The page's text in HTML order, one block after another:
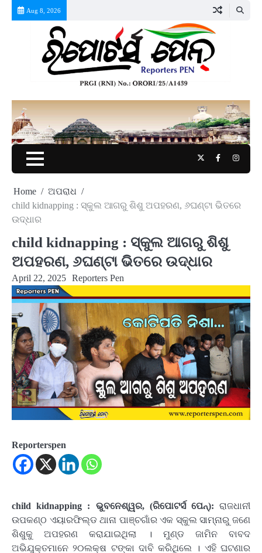
Aug 8, 2026
TwitterFacebook
Home
ଅପରାଧ
child kidnapping : ସ୍କୁଲ ଆଗରୁ ଶିଶୁ ଅପହରଣ, ୬ଘଣ୍ଟା ଭିତରେ
ଉଦ୍ଧାର
child kidnapping : ସ୍କୁଲ ଆଗରୁ ଶିଶୁ
ଅପହରଣ, ୬ଘଣ୍ଟା ଭିତରେ ଉଦ୍ଧାର
April 22, 2025 Reporters Pen
Reporterspen
child kidnapping : ଭୁବନେଶ୍ୱର, (ରିପୋଟର୍ସ ପେନ୍‌): ରାଜଧାନୀ
ଉପକଣ୍ଠ ଏୟାରଫିଲ୍ଡ ଥାନା ପାଞ୍ଚଗାଁର ଏକ ସ୍କୁଲ ସାମ୍ନାରୁ ଜଣେ
ଶିଶୁକୁ ଅପହରଣ କରାଯାଇଥିଲା । ମୁଣ୍ଡ ଜାମିନ ବାବଦ
ଅଭିଯୁକ୍ତମାନେ ୨୦ଲକ୍ଷ ଟଙ୍କା ଦାବି କରିଥିଲେ । ଏହି ଘଟଣାର